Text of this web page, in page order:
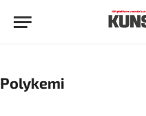
Polykemi